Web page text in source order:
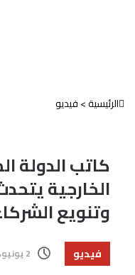
الرئيسية>فيديو
كاتب الدولة
الخارجية
وتنويع
فيديو 2 يونيو، 2026